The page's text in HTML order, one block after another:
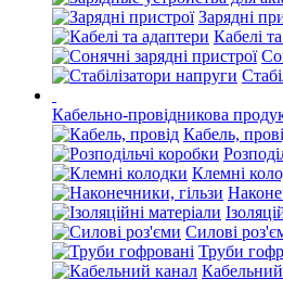
Зарядні
Кабелі
Кабельно-провідникова
Кабель,
Клемні
Силові
Труби